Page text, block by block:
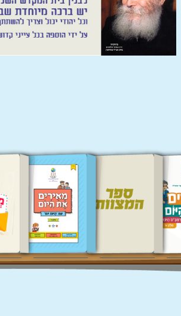
ספר המצוות היום יום